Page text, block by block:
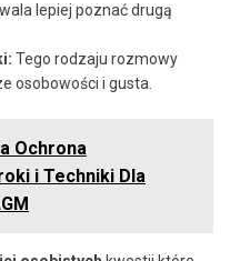
lepiej ⁢poznać drugą
Tego rodzaju rozmowy
⁣osobowości i gusta.
Ochrona
i Techniki Dla